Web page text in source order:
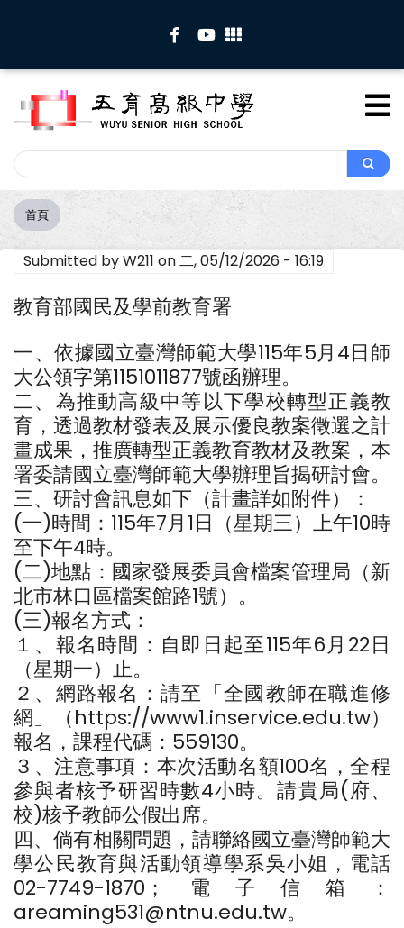
內
Search
Search
導
航
連
首頁
Submitted byW211 on二, 05/12/2026 - 16:19
教育部國民及學前教育署
一、依據國立臺灣師範大學115年5月4日師
大公領字第1151011877號函辦理。
二、為推動高級中等以下學校轉型正義教
育，透過教材發表及展示優良教案徵選之計
畫成果，推廣轉型正義教育教材及教案，本
署委請國立臺灣師範大學辦理旨揭研討會。
三、研討會訊息如下（計畫詳如附件）：
(一)時間：115年7月1日（星期三）上午10時
至下午4時。
(二)地點：國家發展委員會檔案管理局（新
北市林口區檔案館路1號）。
(三)報名方式：
１、報名時間：自即日起至115年6月22日
（星期一）止。
２、網路報名：請至「全國教師在職進修
網」（https://www1.inservice.edu.tw）
報名，課程代碼：559130。
３、注意事項：本次活動名額100名，全程
參與者核予研習時數4小時。請貴局(府、
校)核予教師公假出席。
四、倘有相關問題，請聯絡國立臺灣師範大
學公民教育與活動領導學系吳小姐，電話
02-7749-1870；電子信箱：
areaming531@ntnu.edu.tw。